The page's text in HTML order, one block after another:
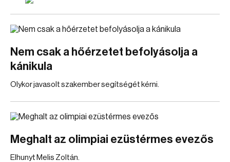
Nem csak a hőérzetet befolyásolja a
kánikula
Olykor javasolt szakember segítségét kérni.
Meghalt az olimpiai ezüstérmes evezős
Elhunyt Melis Zoltán.